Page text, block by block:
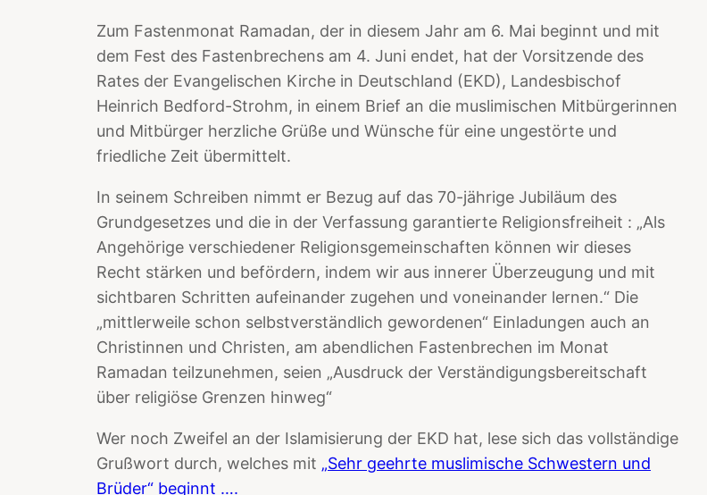
Zum Fastenmonat Ramadan, der in diesem Jahr am 6. Mai beginnt und mit
dem Fest des Fastenbrechens am 4. Juni endet, hat der Vorsitzende des
Rates der Evangelischen Kirche in Deutschland (EKD), Landesbischof
Heinrich Bedford-Strohm, in einem Brief an die muslimischen Mitbürgerinnen
und Mitbürger herzliche Grüße und Wünsche für eine ungestörte und
friedliche Zeit übermittelt.
In seinem Schreiben nimmt er Bezug auf das 70-jährige Jubiläum des
Grundgesetzes und die in der Verfassung garantierte Religionsfreiheit : „Als
Angehörige verschiedener Religionsgemeinschaften können wir dieses
Recht stärken und befördern, indem wir aus innerer Überzeugung und mit
sichtbaren Schritten aufeinander zugehen und voneinander lernen.“ Die
„mittlerweile schon selbstverständlich gewordenen“ Einladungen auch an
Christinnen und Christen, am abendlichen Fastenbrechen im Monat
Ramadan teilzunehmen, seien „Ausdruck der Verständigungsbereitschaft
über religiöse Grenzen hinweg“
Wer noch Zweifel an der Islamisierung der EKD hat, lese sich das vollständige
Grußwort durch, welches mit „Sehr geehrte muslimische Schwestern und
Brüder“ beginnt ….